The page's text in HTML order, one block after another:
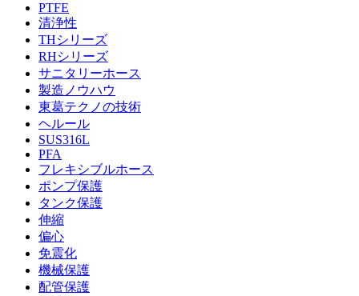
PTFE
清浄性
THシリーズ
RHシリーズ
サニタリーホース
製造ノウハウ
東葛テクノの技術
ヘルール
SUS316L
PFA
フレキシブルホース
ポンプ保護
タンク保護
伸縮
偏心
免震化
機械保護
配管保護